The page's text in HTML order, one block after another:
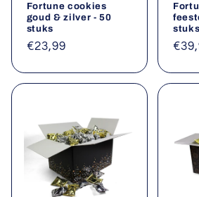
Fortune cookies
goud & zilver - 50
stuks
Normale
€23,99